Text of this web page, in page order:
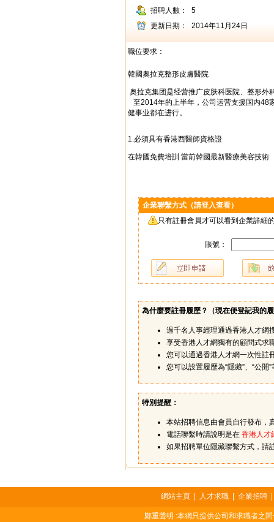
招聘人數：
5
更新日期：
2014年11月24日
職位要求：
韓國奧拉克整形皮膚醫院
奥拉克集团是经营推广皮肤科医院、整形
至2014年的上半年，公司运营支援国内48
健事业都在进行。
1.必須具有香港西醫師資格證
在韓國免費培訓 當前韓國最新醫療美
企業聯繫方式（請登入查看）
只有註冊會員才可以看到企業詳細
賬號：
為什麼要註冊履歷？（現在便登記我的
過千名人事經理通過香港人才網
享受香港人才網獨有的顧問式求
您可以通過香港人才網一次性註
您可以設置履歷為“隱藏”、“公
特別提醒：
本站招聘信息由會員自行發布，
電話聯繫時請說明是在 香港人才
如果招聘單位隱藏聯繫方式，請
網站主頁 人才求職 企業招聘
鄭重聲明 :本網只提供公司和求職者之